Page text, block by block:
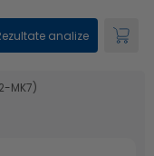
analize
MK7)